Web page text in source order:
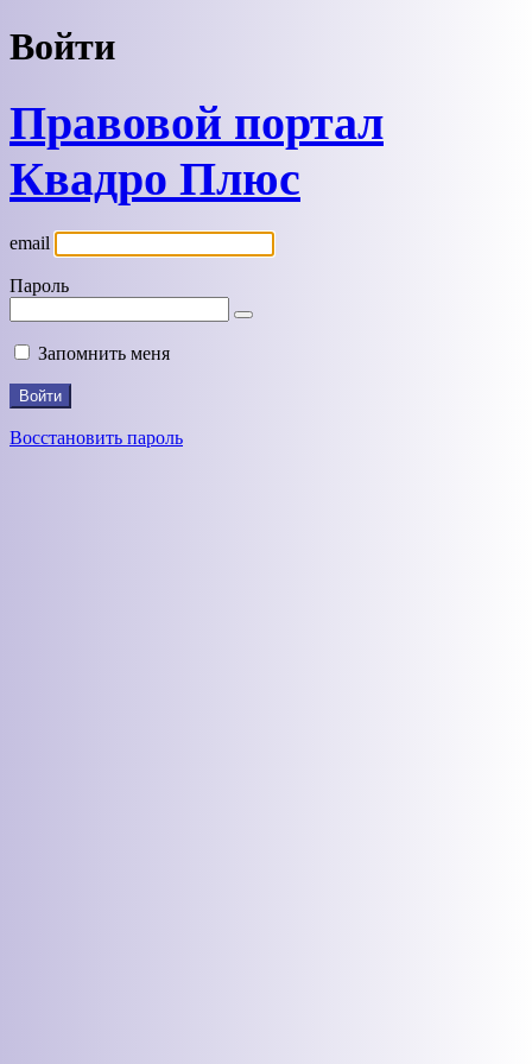
Войти
Правовой портал
Квадро Плюс
email
Пароль
Запомнить меня
Восстановить пароль